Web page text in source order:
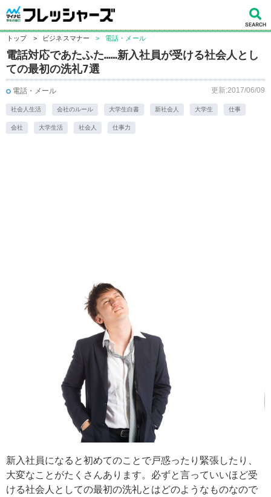
トップ > ビジネスマナー > 電話・メール
電話対応であたふた……新入社員が受ける社会人とし
ての最初の洗礼7選
電話・メール 更新:2017/06/09
社会人生活 会社のルール 大学生白書 新社会人 大学生 仕事
会社 大学生活 社会人 仕事力
新入社員になると初めてのことで戸惑ったり緊張したり、
大変なことがたくさんあります。必ずと言っていいほど受
ける社会人としての最初の洗礼とはどのようなものなので